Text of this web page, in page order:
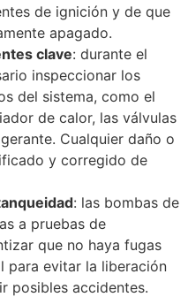
de ignición y de que
apagado.
clave: durante el
inspeccionar los
del sistema, como el
de calor, las válvulas
Cualquier daño o
y corregido de
: las bombas de
a pruebas de
que no haya fugas
para evitar la liberación
posibles accidentes.